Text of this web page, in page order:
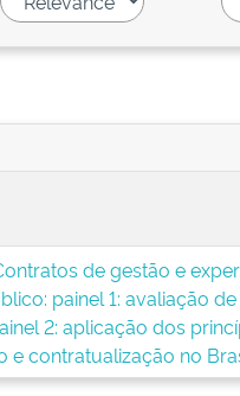
de gestão e
painel 1: avaliação
2: aplicação dos
e contratualização no